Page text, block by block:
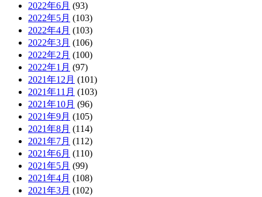
2022年6月 (93)
2022年5月 (103)
2022年4月 (103)
2022年3月 (106)
2022年2月 (100)
2022年1月 (97)
2021年12月 (101)
2021年11月 (103)
2021年10月 (96)
2021年9月 (105)
2021年8月 (114)
2021年7月 (112)
2021年6月 (110)
2021年5月 (99)
2021年4月 (108)
2021年3月 (102)